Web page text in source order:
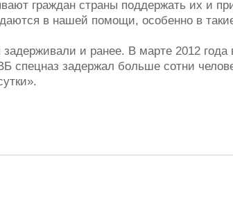
граждан страны поддержать их и
в нашей помощи, особенно в
задерживали и ранее. В марте 2012
спецназ задержал больше сотни